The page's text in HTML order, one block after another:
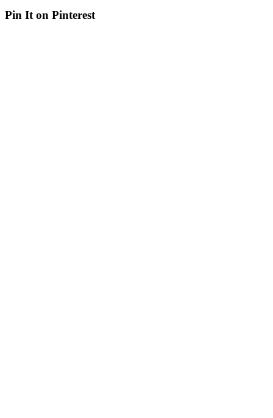
Pin It on Pinterest